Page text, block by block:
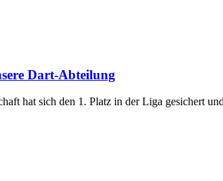
Dart-Abteilung
hat sich den 1. Platz in der Liga gesichert